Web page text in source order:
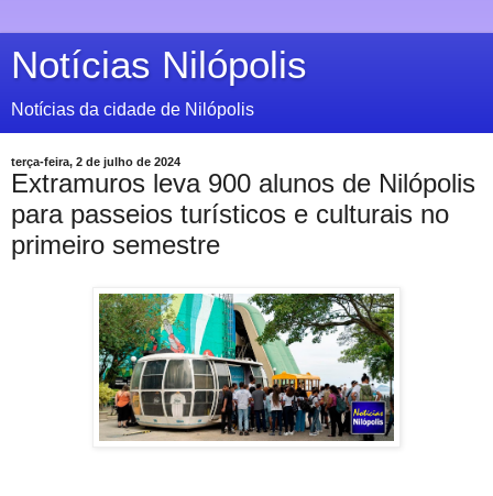
Notícias Nilópolis
Notícias da cidade de Nilópolis
terça-feira, 2 de julho de 2024
Extramuros leva 900 alunos de Nilópolis
para passeios turísticos e culturais no
primeiro semestre